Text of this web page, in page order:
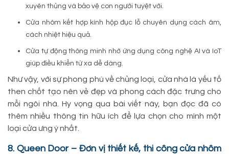
xuyên thủng và bảo vệ con người tuyệt vời.
Cửa nhôm kết hợp kính hộp đục lỗ chuyên dụng cách âm,
cách nhiệt hiệu quả.
Cửa tự động thông minh nhờ ứng dụng công nghệ AI và IoT
giúp điều khiển từ xa dễ dàng.
Như vậy, với sự phong phú về chủng loại, cửa nhà là yếu tố
then chốt tạo nên vẻ đẹp và phong cách đặc trưng cho
mỗi ngôi nhà. Hy vọng qua bài viết này, bạn đọc đã có
thêm nhiều thông tin hữu ích để lựa chọn cho mình một
loại cửa ưng ý nhất.
8. Queen Door – Đơn vị thiết kế, thi công cửa nhôm